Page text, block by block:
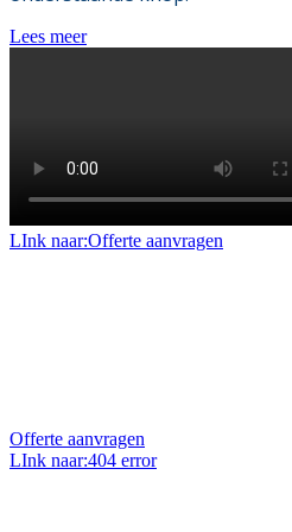
Lees meer
LInk naar:Offerte aanvragen
Offerte aanvragen
LInk naar:404 error